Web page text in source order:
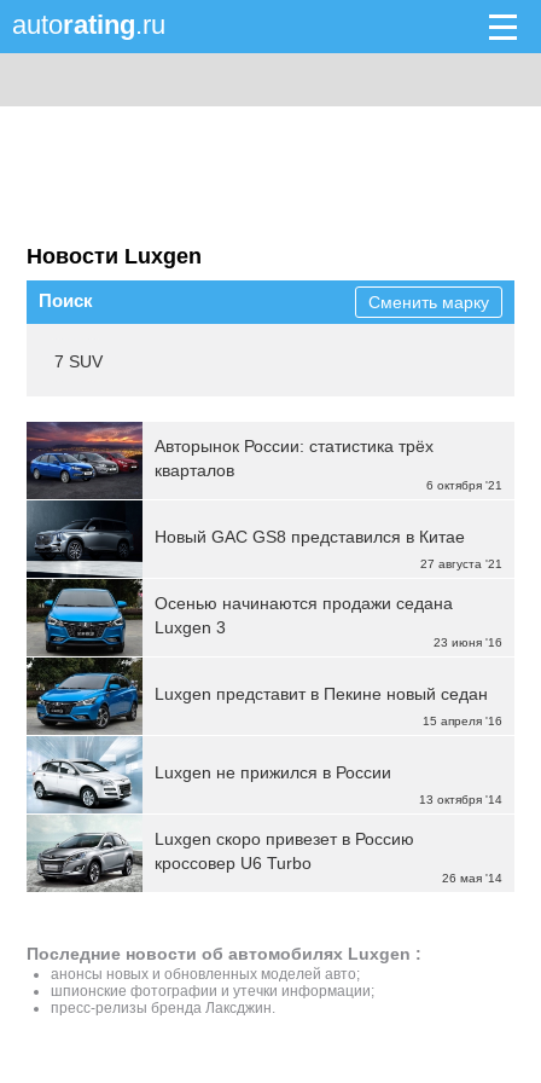
autorating.ru
Новости Luxgen
Поиск Сменить марку
7 SUV
6 октября '21
Авторынок России: статистика трёх
кварталов
27 августа '21
Новый GAC GS8 представился в Китае
23 июня '16
Осенью начинаются продажи седана
Luxgen 3
15 апреля '16
Luxgen представит в Пекине новый седан
13 октября '14
Luxgen не прижился в России
26 мая '14
Luxgen скоро привезет в Россию
кроссовер U6 Turbo
Последние новости об автомобилях Luxgen :
анонсы новых и обновленных моделей авто;
шпионские фотографии и утечки информации;
пресс-релизы бренда Лаксджин.